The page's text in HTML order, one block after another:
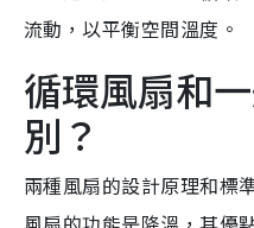
流動，以平衡空間溫度。
循環風扇和
別？
兩種風扇的設計原理和標